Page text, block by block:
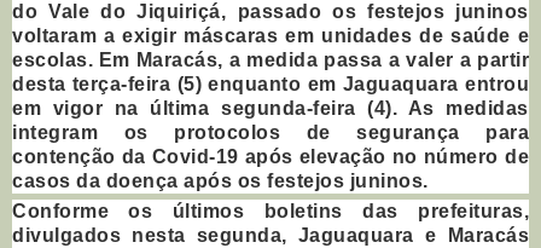
do Vale do Jiquiriçá, passado os festejos juninos
voltaram a exigir máscaras em unidades de saúde e
escolas. Em Maracás, a medida passa a valer a partir
desta terça-feira (5) enquanto em Jaguaquara entrou
em vigor na última segunda-feira (4). As medidas
integram os protocolos de segurança para
contenção da Covid-19 após elevação no número de
casos da doença após os festejos juninos.
Conforme os últimos boletins das prefeituras,
divulgados nesta segunda, Jaguaquara e Maracás